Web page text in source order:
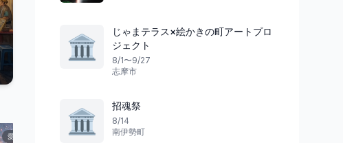
愛知県 祭り
🏛️
じゃまテラス×絵かきの町アートプロ
ジェクト
8/1〜9/27
志摩市
🏛️
招魂祭
8/14
南伊勢町